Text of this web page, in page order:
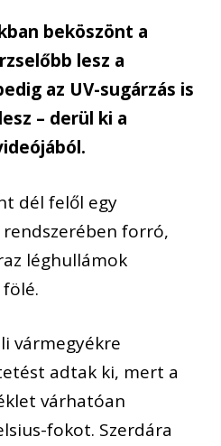
beköszönt a
lesz a
az UV-sugárzás is
– derül ki a
dél felől egy
forró,
léghullámok
vármegyékre
adtak ki, mert a
várhatóan
fokot. Szerdára